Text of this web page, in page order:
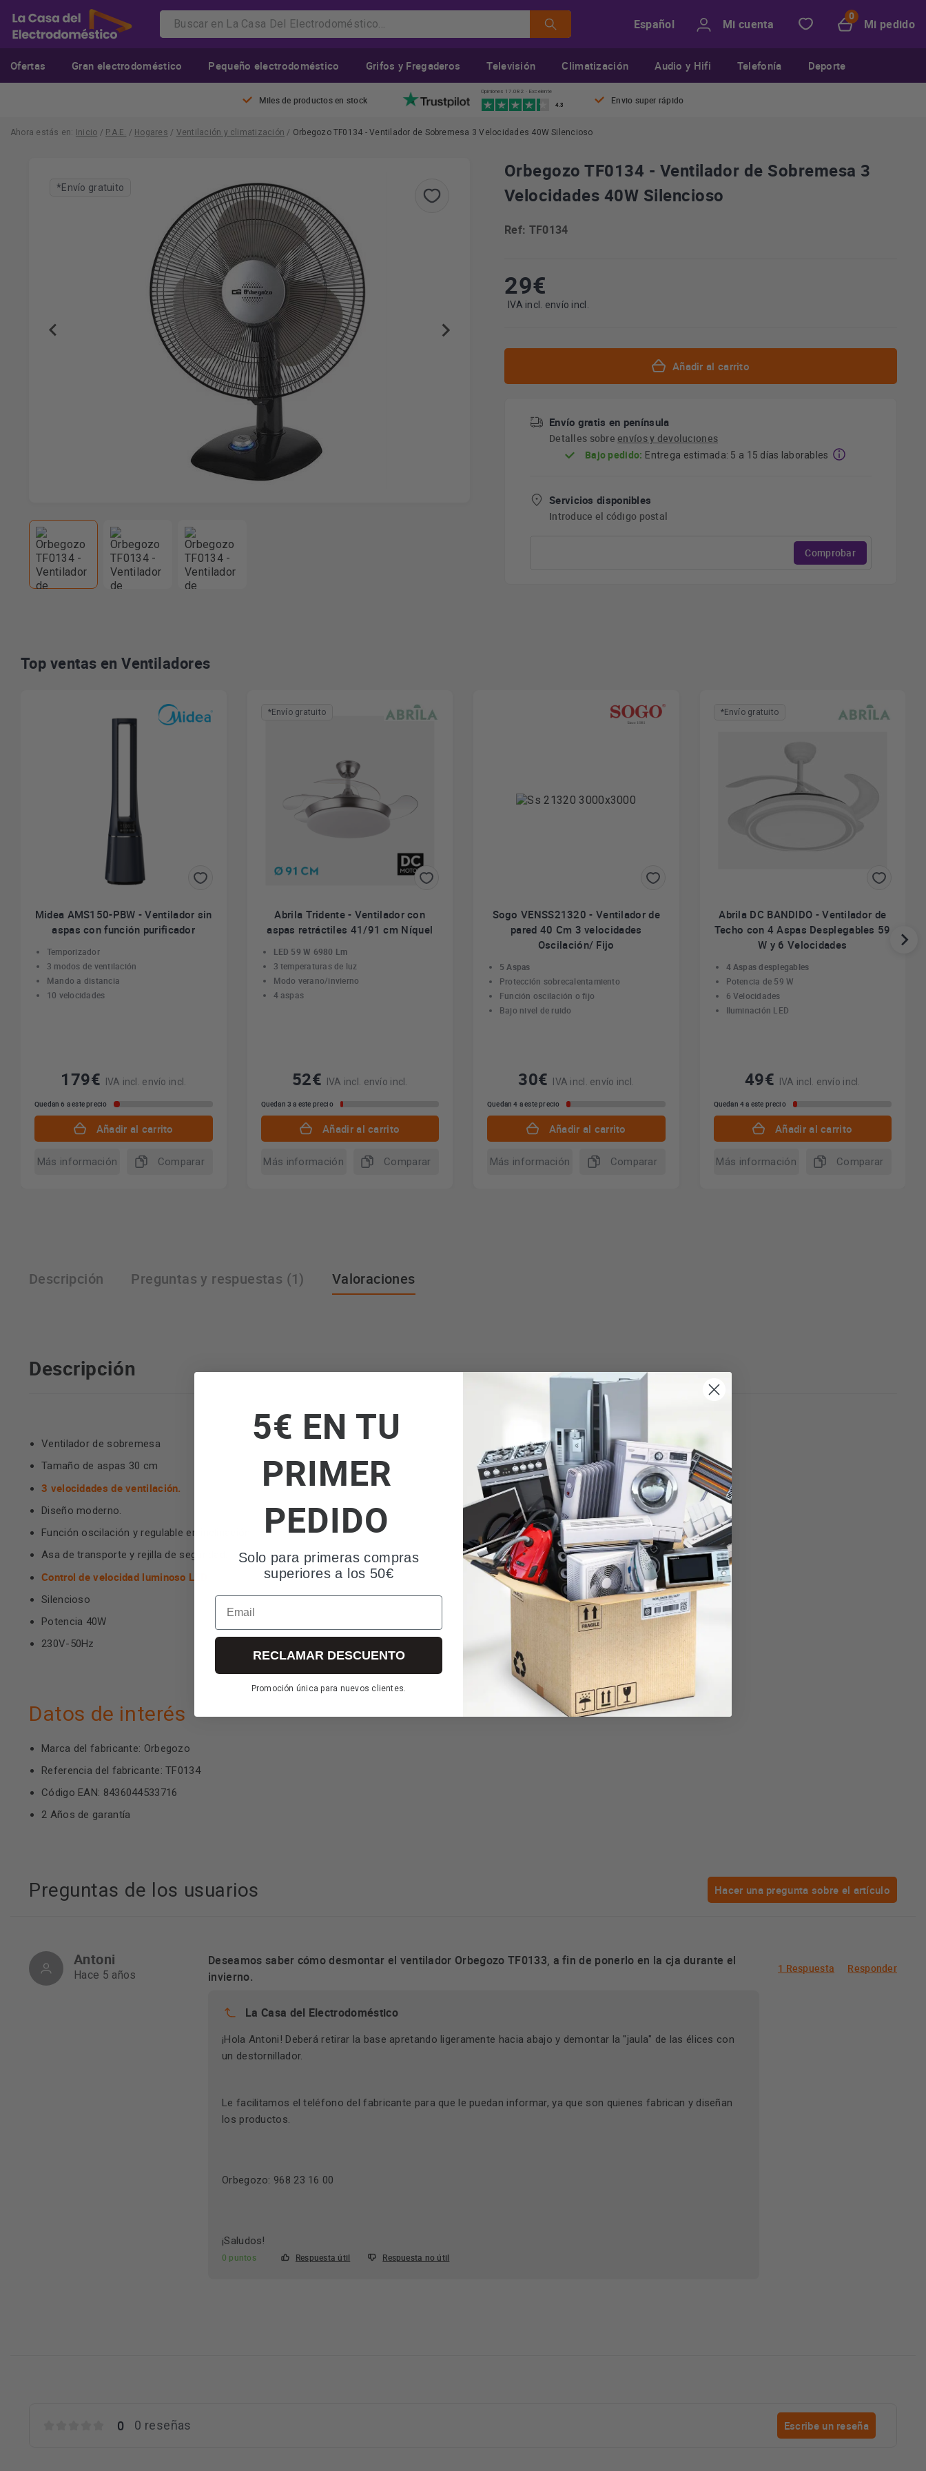
Español Mi cuenta Mi pedido
Ofertas Gran electrodoméstico Pequeño electrodoméstico Grifos y Fregaderos Televisión Climatización Audio y Hifi Telefonía Deporte
Miles de productos en stock
Opiniones 17.082 · Excelente
4.3 Envio super rápido
Ahora estás en: Inicio / P.A.E. / Hogares / Ventilación y climatización / Orbegozo TF0134 - Ventilador de Sobremesa 3 Velocidades 40W Silencioso
*Envío gratuito
Orbegozo TF0134 - Ventilador de Sobremesa 3
Velocidades 40W Silencioso
Ref: TF0134
29€
IVA incl. envío incl.
Añadir al carrito
Envío gratis en península
Detalles sobreenvíos y devoluciones
Bajo pedido: Entrega estimada: 5 a 15 días laborables
Servicios disponibles
Introduce el código postal
Comprobar
Top ventas en Ventiladores
Midea AMS150-PBW - Ventilador sin
aspas con función purificador
Temporizador
3 modos de ventilación
Mando a distancia
10 velocidades
179€ IVA incl. envío incl.
Quedan 6 a este precio
Añadir al carrito
Más información Comparar
*Envío gratuito
Abrila Tridente - Ventilador con
aspas retráctiles 41/91 cm Níquel
LED 59 W 6980 Lm
3 temperaturas de luz
Modo verano/invierno
4 aspas
52€ IVA incl. envío incl.
Quedan 3 a este precio
Añadir al carrito
Más información Comparar
Sogo VENSS21320 - Ventilador de
pared 40 Cm 3 velocidades
Oscilación/ Fijo
5 Aspas
Protección sobrecalentamiento
Función oscilación o fijo
Bajo nivel de ruido
30€ IVA incl. envío incl.
Quedan 4 a este precio
Añadir al carrito
Más información Comparar
*Envío gratuito
Abrila DC BANDIDO - Ventilador de
Techo con 4 Aspas Desplegables 59
W y 6 Velocidades
4 Aspas desplegables
Potencia de 59 W
6 Velocidades
Iluminación LED
49€ IVA incl. envío incl.
Quedan 4 a este precio
Añadir al carrito
Más información Comparar
Descripción Preguntas y respuestas (1) Valoraciones
Descripción
Ventilador de sobremesa
Tamaño de aspas 30 cm
3 velocidades de ventilación.
Diseño moderno.
Función oscilación y regulable en inclinación
Asa de transporte y rejilla de seguridad.
Control de velocidad luminoso LED
Silencioso
Potencia 40W
230V-50Hz
Datos de interés
Marca del fabricante: Orbegozo
Referencia del fabricante: TF0134
Código EAN: 8436044533716
2 Años de garantía
Preguntas de los usuarios Hacer una pregunta sobre el artículo
Antoni
Hace 5 años
1 Respuesta Responder
Deseamos saber cómo desmontar el ventilador Orbegozo TF0133, a fin de ponerlo en la cja durante el
invierno.
La Casa del Electrodoméstico
¡Hola Antoni! Deberá retirar la base apretando ligeramente hacia abajo y demontar la "jaula" de las élices con
un destornillador.
Le facilitamos el teléfono del fabricante para que le puedan informar, ya que son quienes fabrican y diseñan
los productos.
Orbegozo: 968 23 16 00
¡Saludos!
0 puntos Respuesta útil Respuesta no útil
0 0 reseñas Escribe un reseña
5€ EN TU
PRIMER
PEDIDO
Solo para primeras compras
superiores a los 50€
Email
RECLAMAR DESCUENTO
Promoción única para nuevos clientes.